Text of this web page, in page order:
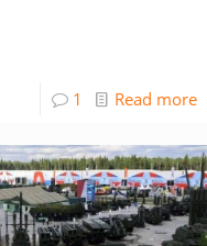
1 Read more